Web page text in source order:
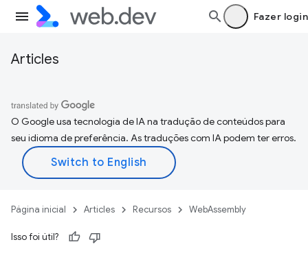
Fazer login
Articles
O Google usa tecnologia de IA na tradução de conteúdos para
seu idioma de preferência. As traduções com IA podem ter erros.
Página inicial Articles Recursos WebAssembly
Isso foi útil?